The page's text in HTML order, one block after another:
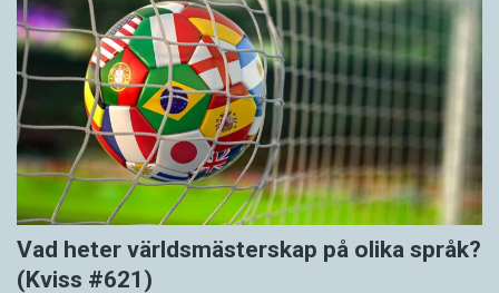
Vad heter världsmästerskap på olika språk?
(Kviss #621)